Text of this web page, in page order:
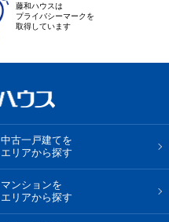
藤和ハウスは
プライバシーマークを
取得しています
中古一戸建てを
エリアから探す
マンションを
エリアから探す